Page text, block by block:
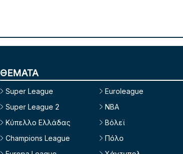
ΘΕΜΑΤΑ
Super League
Super League 2
Κύπελλο Ελλάδας
Champions League
Euroleague
NBA
Βόλεϊ
Πόλο